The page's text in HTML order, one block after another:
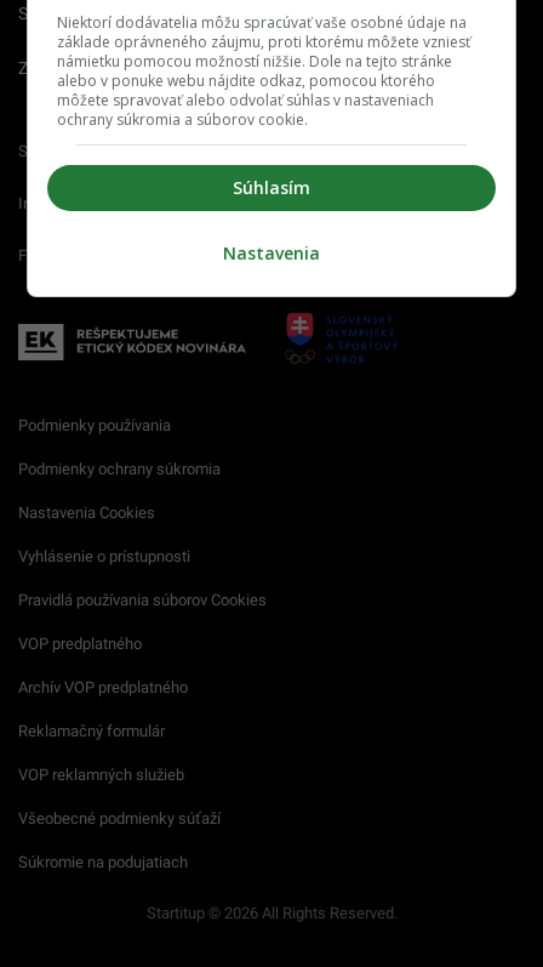
Spravovať notifikácie
Zrušiť predplatné
Startitup.sk Fontech.sk Odzadu.sk
Interez.sk
Femm.sk
Podmienky používania
Podmienky ochrany súkromia
Nastavenia Cookies
Vyhlásenie o prístupnosti
Pravidlá používania súborov Cookies
VOP predplatného
Archív VOP predplatného
Reklamačný formulár
VOP reklamných služieb
Všeobecné podmienky súťaží
Súkromie na podujatiach
Startitup © 2026 All Rights Reserved.
Niektorí dodávatelia môžu spracúvať vaše osobné údaje na
základe oprávneného záujmu, proti ktorému môžete vzniesť
námietku pomocou možností nižšie. Dole na tejto stránke
alebo v ponuke webu nájdite odkaz, pomocou ktorého
môžete spravovať alebo odvolať súhlas v nastaveniach
ochrany súkromia a súborov cookie.
Súhlasím
Nastavenia